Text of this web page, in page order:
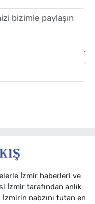
İzmir haberleri ve
İzmir tarafından anlık
nabzını tutan en